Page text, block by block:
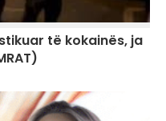
të kokainës, ja